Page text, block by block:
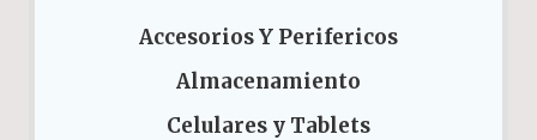
Accesorios Y Perifericos
Almacenamiento
Celulares y Tablets